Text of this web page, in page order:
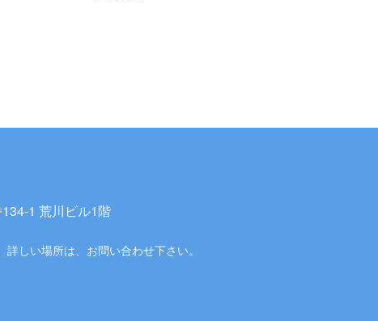
1 荒川ビル1階
詳しい場所は、お問い合わせ下さい。